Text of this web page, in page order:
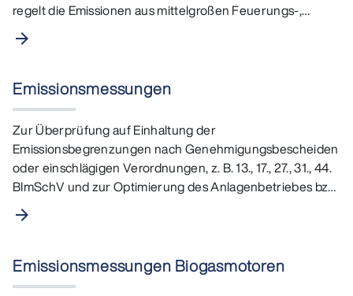
regelt die Emissionen aus mittelgroßen Feuerungs-,
Gasturbinen- und…
arrow_forward
Emissionsmessungen
Zur Überprüfung auf Einhaltung der
Emissionsbegrenzungen nach Genehmigungsbescheiden
oder einschlägigen Verordnungen, z. B. 13., 17., 27., 31., 44.
BImSchV und zur Optimierung des Anlagenbetriebes bzw.
der…
arrow_forward
Emissionsmessungen Biogasmotoren